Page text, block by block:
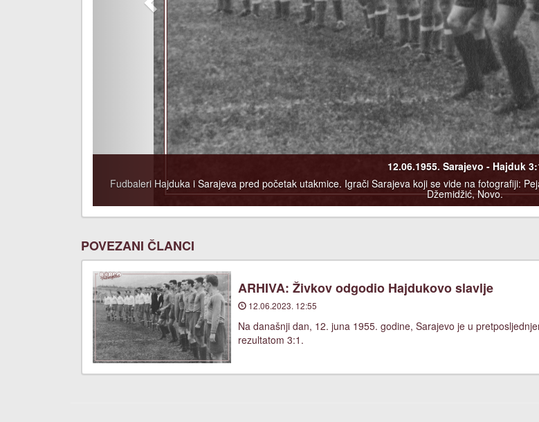
12.06.1955. Sarajevo - Hajduk
Fudbaleri Hajduka i Sarajeva pred početak utakmice. Igrači Sarajeva koji se vide na fotografiji:
Džemidžić, Novo.
POVEZANI ČLANCI
ARHIVA: Živkov odgodio Hajdukovo slavlje
12.06.2023. 12:55
Na današnji dan, 12. juna 1955. godine, Sarajevo je u
rezultatom 3:1.